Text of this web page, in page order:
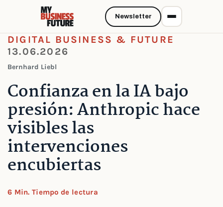
DIGITAL BUSINESS & FUTURE
13.06.2026
Bernhard Liebl
Confianza en la IA bajo
presión: Anthropic hace
visibles las
intervenciones
encubiertas
6 Min. Tiempo de lectura
Newsletter